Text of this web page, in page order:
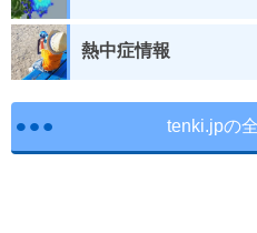
熱中症情報
tenki.jpの